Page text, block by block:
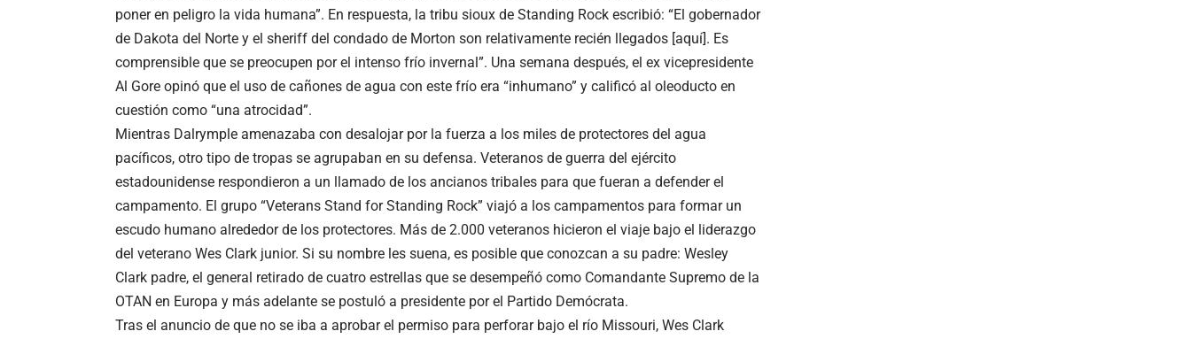
poner en peligro la vida humana”. En respuesta, la tribu sioux de Standing Rock escribió: “El gobernador
de Dakota del Norte y el sheriff del condado de Morton son relativamente recién llegados [aquí]. Es
comprensible que se preocupen por el intenso frío invernal”. Una semana después, el ex vicepresidente
Al Gore opinó que el uso de cañones de agua con este frío era “inhumano” y calificó al oleoducto en
cuestión como “una atrocidad”.
Mientras Dalrymple amenazaba con desalojar por la fuerza a los miles de protectores del agua
pacíficos, otro tipo de tropas se agrupaban en su defensa. Veteranos de guerra del ejército
estadounidense respondieron a un llamado de los ancianos tribales para que fueran a defender el
campamento. El grupo “Veterans Stand for Standing Rock” viajó a los campamentos para formar un
escudo humano alrededor de los protectores. Más de 2.000 veteranos hicieron el viaje bajo el liderazgo
del veterano Wes Clark junior. Si su nombre les suena, es posible que conozcan a su padre: Wesley
Clark padre, el general retirado de cuatro estrellas que se desempeñó como Comandante Supremo de la
OTAN en Europa y más adelante se postuló a presidente por el Partido Demócrata.
Tras el anuncio de que no se iba a aprobar el permiso para perforar bajo el río Missouri, Wes Clark